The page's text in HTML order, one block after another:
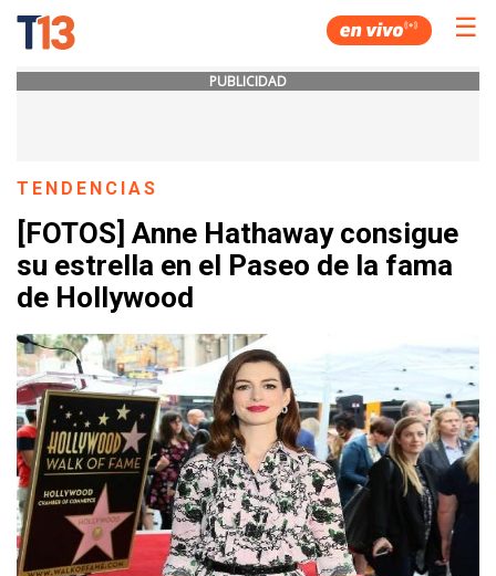
☰
PUBLICIDAD
TENDENCIAS
[FOTOS] Anne Hathaway consigue
su estrella en el Paseo de la fama
de Hollywood